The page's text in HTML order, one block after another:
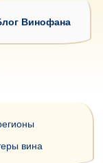
Винофана
вина